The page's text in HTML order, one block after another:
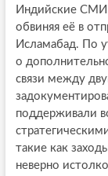
Индийские СМИ
обвиняя её в
Исламабад. По
о
связи между
поддерживали
такие как
неверно